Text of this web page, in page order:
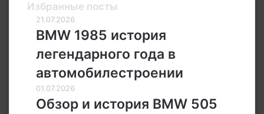
Избранные посты
BMW
1985
легендарного
года
в
автомобилестроении
21.07.2026
BMW 1985 история
легендарного года в
автомобилестроении
Обзор
и
01.07.2026
Обзор и история BMW 505